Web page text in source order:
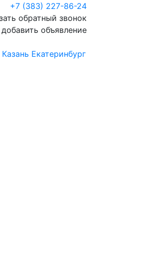
+7 (383) 227-86-24
обратный звонок
добавить объявление
Казань Екатеринбург